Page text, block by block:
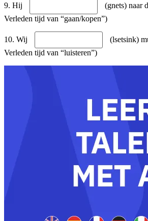
9. Hij
(gnets) naar
Verleden tijd van “gaan/kopen”)
10. Wij
(lsetsink)
Verleden tijd van “luisteren”)